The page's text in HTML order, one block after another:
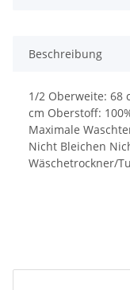
Beschreibung
1/2 Oberweite: 68
cm Oberstoff:
Maximale
Nicht Bleichen
Wäschetrockner/